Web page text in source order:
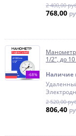
2 400,00
768,00
-68%
1/2", до
Наличие
2 520,00
806,40